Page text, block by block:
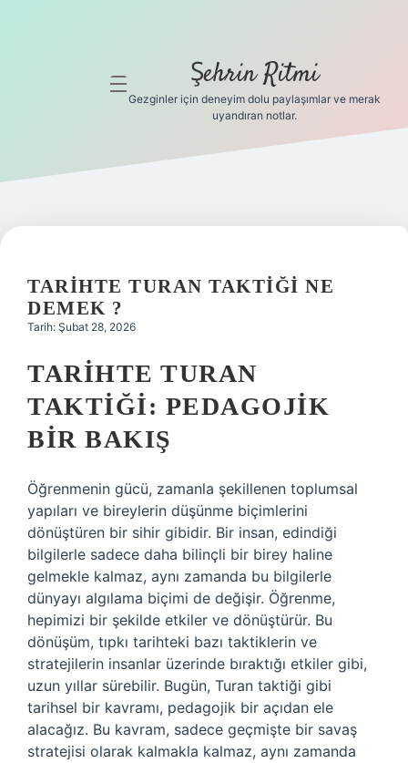
Gizlilik
Hakkımızda
Hakkımızda
menüyü
Şehrin Ritmi
Gezginler için deneyim dolu paylaşımlar ve merak
uyandıran notlar.
TARIHTE TURAN TAKTIĞI NE
DEMEK ?
Tarih: Şubat 28, 2026
TARIHTE TURAN
TAKTIĞI: PEDAGOJIK
BIR BAKIŞ
Öğrenmenin gücü, zamanla şekillenen toplumsal
yapıları ve bireylerin düşünme biçimlerini
dönüştüren bir sihir gibidir. Bir insan, edindiği
bilgilerle sadece daha bilinçli bir birey haline
gelmekle kalmaz, aynı zamanda bu bilgilerle
dünyayı algılama biçimi de değişir. Öğrenme,
hepimizi bir şekilde etkiler ve dönüştürür. Bu
dönüşüm, tıpkı tarihteki bazı taktiklerin ve
stratejilerin insanlar üzerinde bıraktığı etkiler gibi,
uzun yıllar sürebilir. Bugün, Turan taktiği gibi
tarihsel bir kavramı, pedagojik bir açıdan ele
alacağız. Bu kavram, sadece geçmişte bir savaş
stratejisi olarak kalmakla kalmaz, aynı zamanda